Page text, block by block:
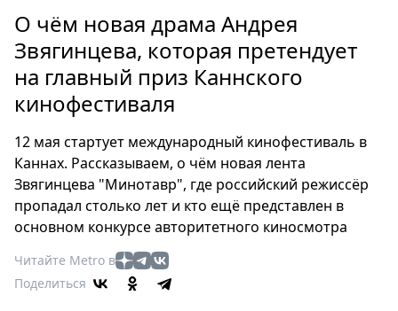
Россия
Мир
Здоровье
Еда
Мода
Театр
Кино
Афиша
Книги
Выставки
Пресс-
О чём новая драма Андрея
Звягинцева, которая претендует
на главный приз Каннского
кинофестиваля
12 мая стартует международный кинофестиваль в
Каннах. Рассказываем, о чём новая лента
Звягинцева "Минотавр", где российский режиссёр
пропадал столько лет и кто ещё представлен в
основном конкурсе авторитетного киносмотра
Читайте Metro в
Поделиться